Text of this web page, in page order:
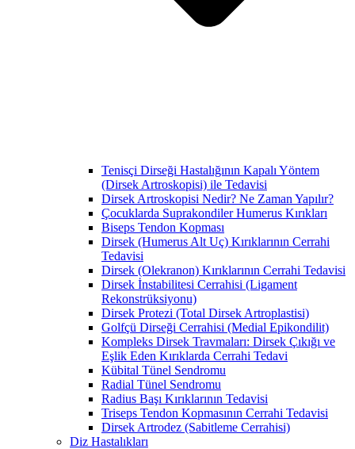
Tenisçi Dirseği Hastalığının Kapalı Yöntem
(Dirsek Artroskopisi) ile Tedavisi
Dirsek Artroskopisi Nedir? Ne Zaman Yapılır?
Çocuklarda Suprakondiler Humerus Kırıkları
Biseps Tendon Kopması
Dirsek (Humerus Alt Uç) Kırıklarının Cerrahi
Tedavisi
Dirsek (Olekranon) Kırıklarının Cerrahi Tedavisi
Dirsek İnstabilitesi Cerrahisi (Ligament
Rekonstrüksiyonu)
Dirsek Protezi (Total Dirsek Artroplastisi)
Golfçü Dirseği Cerrahisi (Medial Epikondilit)
Kompleks Dirsek Travmaları: Dirsek Çıkığı ve
Eşlik Eden Kırıklarda Cerrahi Tedavi
Kübital Tünel Sendromu
Radial Tünel Sendromu
Radius Başı Kırıklarının Tedavisi
Triseps Tendon Kopmasının Cerrahi Tedavisi
Dirsek Artrodez (Sabitleme Cerrahisi)
Diz Hastalıkları